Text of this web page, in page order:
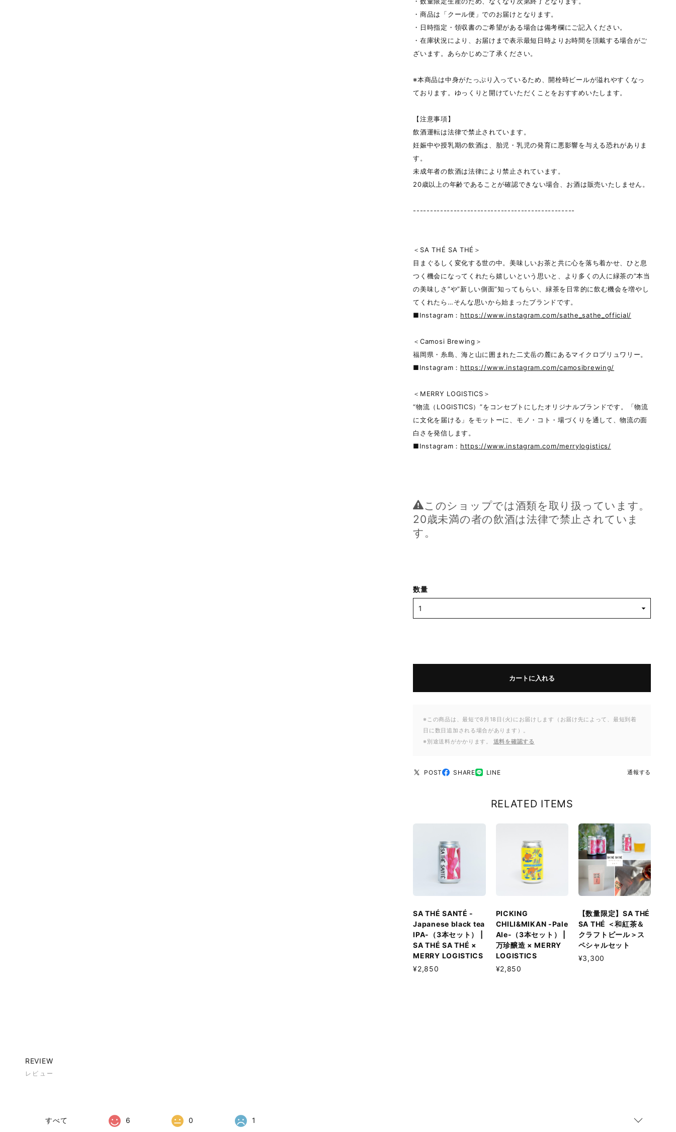
・商品は「クール便」でのお届けとなります。
・日時指定・領収書のご希望がある場合は備考欄にご記入ください。
・在庫状況により、お届けまで表示最短日時よりお時間を頂戴する場合がご
ざいます。あらかじめご了承ください。
※本商品は中身がたっぷり入っているため、開栓時ビールが溢れやすくなっ
ております。ゆっくりと開けていただくことをおすすめいたします。
【注意事項】
飲酒運転は法律で禁止されています。
妊娠中や授乳期の飲酒は、胎児・乳児の発育に悪影響を与える恐れがありま
す。
未成年者の飲酒は法律により禁止されています。
20歳以上の年齢であることが確認できない場合、お酒は販売いたしません。
------------------------------------------------
＜SA THÉ SA THÉ＞
目まぐるしく変化する世の中。美味しいお茶と共に心を落ち着かせ、ひと息
つく機会になってくれたら嬉しいという思いと、より多くの人に緑茶の”本当
の美味しさ”や”新しい側面”知ってもらい、緑茶を日常的に飲む機会を増やし
てくれたら…そんな思いから始まったブランドです。
■Instagram： https://www.instagram.com/sathe_sathe_official/
＜Camosi Brewing＞
福岡県・糸島、海と山に囲まれた二丈岳の麓にあるマイクロブリュワリー。
■Instagram： https://www.instagram.com/camosibrewing/
＜MERRY LOGISTICS＞
“物流（LOGISTICS）”をコンセプトにしたオリジナルブランドです。「物流
に文化を届ける」をモットーに、モノ・コト・場づくりを通して、物流の面
白さを発信します。
■Instagram： https://www.instagram.com/merrylogistics/
このショップでは酒類を取り扱っています。
20歳未満の者の飲酒は法律で禁止されていま
す。
数量
カートに入れる
※この商品は、最短で8月18日(火)にお届けします（お届け先によって、最短到着
日に数日追加される場合があります）。
※別途送料がかかります。
送料を確認する
POST SHARE LINE 通報する
RELATED ITEMS
SA THÉ SANTÉ -
Japanese black tea
IPA-（3本セット） |
SA THÉ SA THÉ ×
MERRY LOGISTICS
¥2,850
PICKING
CHILI&MIKAN -Pale
Ale-（3本セット） |
万珍醸造 × MERRY
LOGISTICS
¥2,850
【数量限定】SA THÉ
SA THÉ ＜和紅茶＆
クラフトビール＞ス
ペシャルセット
¥3,300
REVIEW
レビュー
すべて 6 0 1